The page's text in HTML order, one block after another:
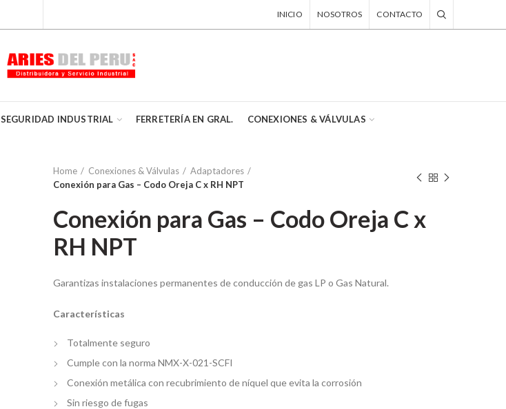
INICIO NOSOTROS CONTACTO
SEGURIDAD INDUSTRIAL FERRETERÍA EN GRAL. CONEXIONES & VÁLVULAS
Home Conexiones & Válvulas
Adaptadores
Conexión para Gas – Codo Oreja C x RH NPT
Conexión para Gas – Codo Oreja C x
RH NPT
Garantizas instalaciones permanentes de conducción de gas LP o Gas Natural.
Características
Totalmente seguro
Cumple con la norma NMX-X-021-SCFI
Conexión metálica con recubrimiento de níquel que evita la corrosión
Sin riesgo de fugas